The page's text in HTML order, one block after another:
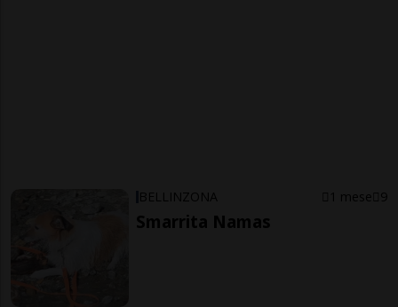
BELLINZONA 1 mese 9
Smarrita Namas